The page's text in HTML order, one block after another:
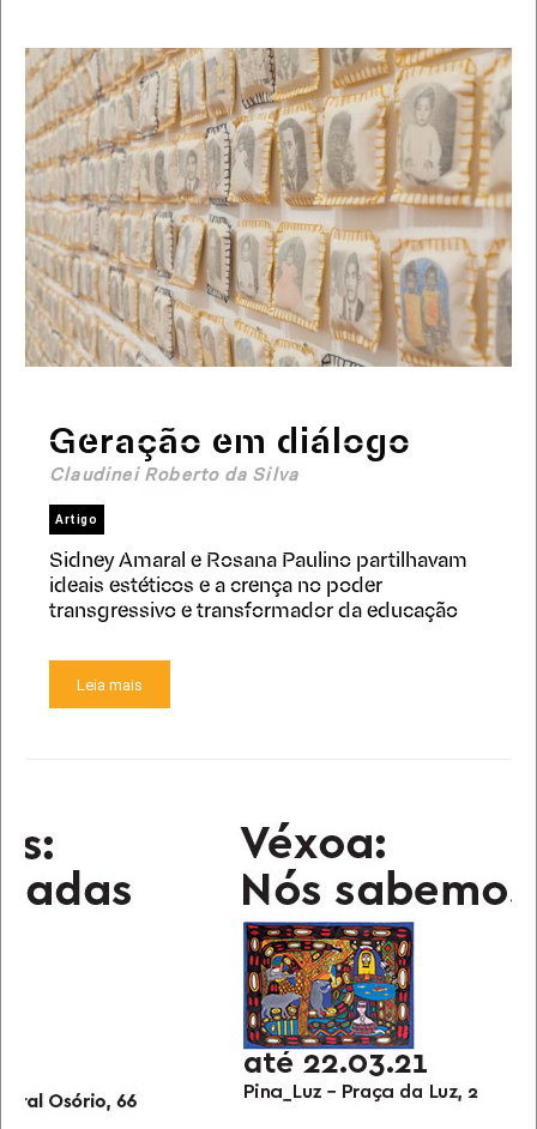
Geração em diálogo
Claudinei Roberto da Silva
Artigo
Sidney Amaral e Rosana Paulino partilhavam
ideais estéticos e a crença no poder
transgressivo e transformador da educação
Leia mais